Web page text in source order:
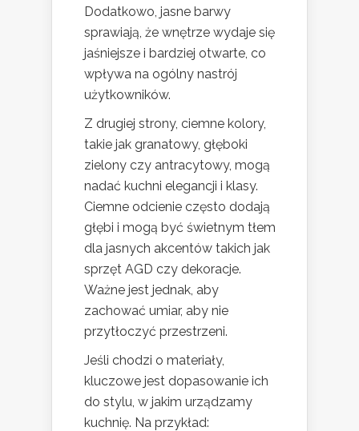
Dodatkowo, jasne barwy
sprawiają, że wnętrze wydaje się
jaśniejsze i bardziej otwarte, co
wpływa na ogólny nastrój
użytkowników.
Z drugiej strony, ciemne kolory,
takie jak granatowy, głęboki
zielony czy antracytowy, mogą
nadać kuchni elegancji i klasy.
Ciemne odcienie często dodają
głębi i mogą być świetnym tłem
dla jasnych akcentów takich jak
sprzęt AGD czy dekoracje.
Ważne jest jednak, aby
zachować umiar, aby nie
przytłoczyć przestrzeni.
Jeśli chodzi o materiały,
kluczowe jest dopasowanie ich
do stylu, w jakim urządzamy
kuchnię. Na przykład: